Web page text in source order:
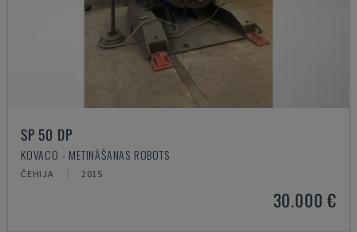
SP 50 DP
KOVACO - METINĀŠANAS ROBOTS
ČEHIJA 2015
30.000 €